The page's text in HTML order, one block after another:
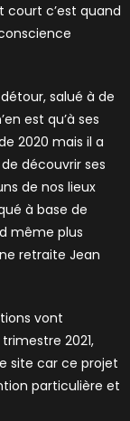
court c’est quand
salué à de
est qu’à ses
2020 mais il a
découvrir ses
de nos lieux
à base de
même plus
retraite Jean
vont
2021,
site car ce projet
particulière et